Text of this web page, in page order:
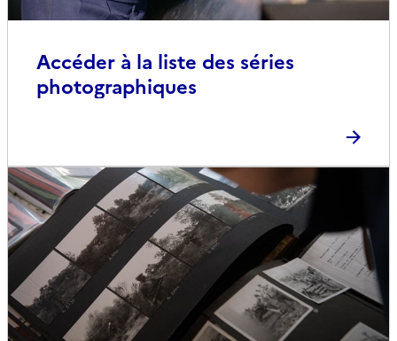
Accéder à la liste des séries
photographiques